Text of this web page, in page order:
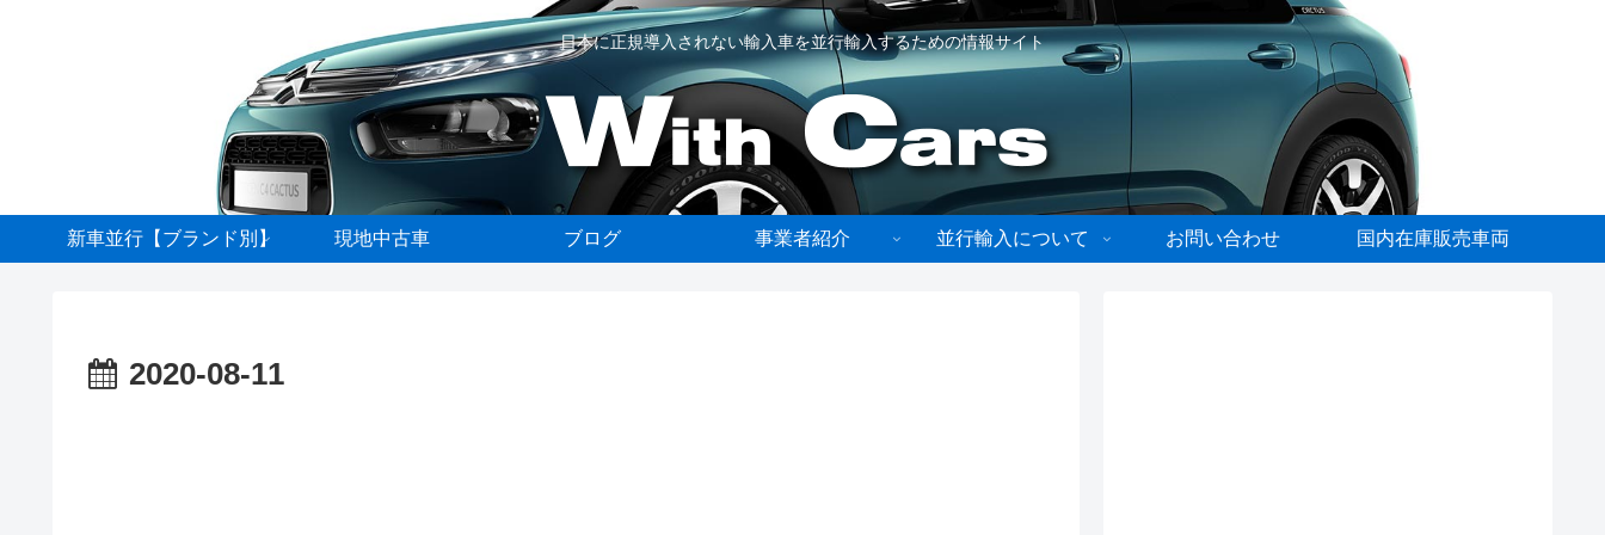
日本に正規導入されない輸入車を並行輸入するための情報サイト
新車並行【ブランド別】 現地中古車 ブログ 事業者紹介 並行輸入について お問い合わせ 国内在庫販売車両
2020-08-11